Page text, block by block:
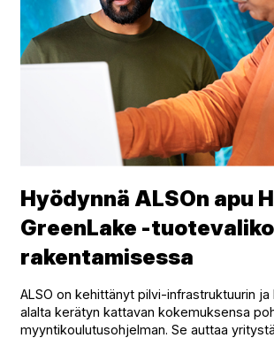
Hyödynnä ALSOn apu
GreenLake -
rakentamisessa
ALSO on kehittänyt pilvi-infrastruktuurin
alalta kerätyn kattavan kokemuksensa
myyntikoulutusohjelman. Se auttaa